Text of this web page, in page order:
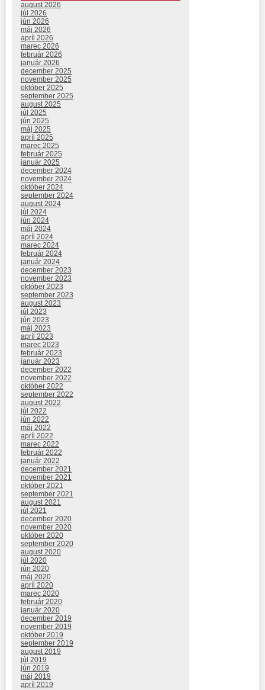
august 2026
júl 2026
jún 2026
máj 2026
apríl 2026
marec 2026
február 2026
január 2026
december 2025
november 2025
október 2025
september 2025
august 2025
júl 2025
jún 2025
máj 2025
apríl 2025
marec 2025
február 2025
január 2025
december 2024
november 2024
október 2024
september 2024
august 2024
júl 2024
jún 2024
máj 2024
apríl 2024
marec 2024
február 2024
január 2024
december 2023
november 2023
október 2023
september 2023
august 2023
júl 2023
jún 2023
máj 2023
apríl 2023
marec 2023
február 2023
január 2023
december 2022
november 2022
október 2022
september 2022
august 2022
júl 2022
jún 2022
máj 2022
apríl 2022
marec 2022
február 2022
január 2022
december 2021
november 2021
október 2021
september 2021
august 2021
júl 2021
december 2020
november 2020
október 2020
september 2020
august 2020
júl 2020
jún 2020
máj 2020
apríl 2020
marec 2020
február 2020
január 2020
december 2019
november 2019
október 2019
september 2019
august 2019
júl 2019
jún 2019
máj 2019
apríl 2019